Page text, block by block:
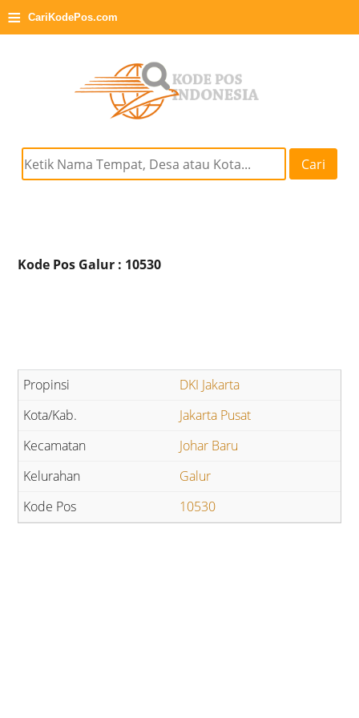
≡ CariKodePos.com
Cari
Kode Pos Galur : 10530
DKI Jakarta
Jakarta Pusat
Johar Baru
Galur
10530